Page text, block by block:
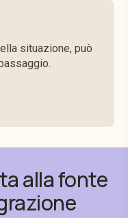
situazione, può
alla fonte